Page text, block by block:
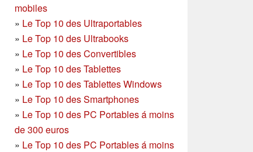
mobiles
» Le Top 10 des Ultraportables
» Le Top 10 des Ultrabooks
» Le Top 10 des Convertibles
» Le Top 10 des Tablettes
» Le Top 10 des Tablettes Windows
» Le Top 10 des Smartphones
» Le Top 10 des PC Portables á moins
de 300 euros
» Le Top 10 des PC Portables á moins